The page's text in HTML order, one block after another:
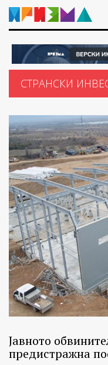
СТРАНСКИ
Јавното
предистражна